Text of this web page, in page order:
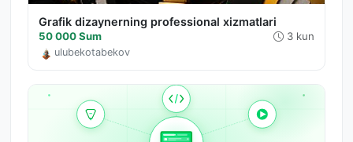
Grafik dizaynerning professional xizmatlari
50 000 Sum 3 kun
ulubekotabekov